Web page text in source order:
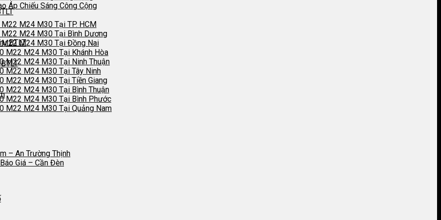
Áp Chiếu Sáng Công Cộng
M24 M30 Tại TP. HCM
M24 M30 Tại Bình Dương
M24 M30 Tại Đồng Nai
M22 M24 M30 Tại Khánh Hòa
M22 M24 M30 Tại Ninh Thuận
M22 M24 M30 Tại Tây Ninh
M22 M24 M30 Tại Tiền Giang
M22 M24 M30 Tại Bình Thuận
M22 M24 M30 Tại Bình Phước
M22 M24 M30 Tại Quảng Nam
– An Trường Thịnh
Giá – Cần Đèn